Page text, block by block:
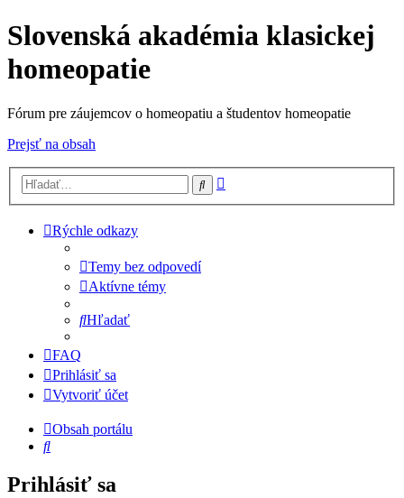
Slovenská akadémia klasickej
homeopatie
Fórum pre záujemcov o homeopatiu a študentov homeopatie
Prejsť na obsah
Hľadať
Rýchle odkazy
Temy bez odpovedí
Aktívne témy
Hľadať
FAQ
Prihlásiť sa
Vytvoriť účet
Obsah portálu
Hľadať
Prihlásiť sa